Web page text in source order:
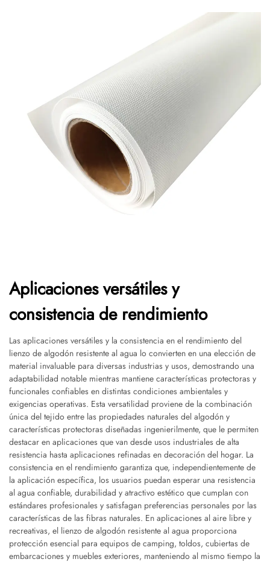
Aplicaciones versátiles y
consistencia de rendimiento
Las aplicaciones versátiles y la consistencia en el rendimiento del
lienzo de algodón resistente al agua lo convierten en una elección de
material invaluable para diversas industrias y usos, demostrando una
adaptabilidad notable mientras mantiene características protectoras y
funcionales confiables en distintas condiciones ambientales y
exigencias operativas. Esta versatilidad proviene de la combinación
única del tejido entre las propiedades naturales del algodón y
características protectoras diseñadas ingenierilmente, que le permiten
destacar en aplicaciones que van desde usos industriales de alta
resistencia hasta aplicaciones refinadas en decoración del hogar. La
consistencia en el rendimiento garantiza que, independientemente de
la aplicación específica, los usuarios puedan esperar una resistencia
al agua confiable, durabilidad y atractivo estético que cumplan con
estándares profesionales y satisfagan preferencias personales por las
características de las fibras naturales. En aplicaciones al aire libre y
recreativas, el lienzo de algodón resistente al agua proporciona
protección esencial para equipos de camping, toldos, cubiertas de
embarcaciones y muebles exteriores, manteniendo al mismo tiempo la